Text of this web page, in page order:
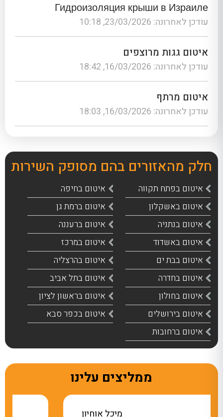
Гидроизоляция крыши в Израиле
עודכן לאחרונה: 23/03/2026, 10:18
איטום גגות מרוצפים
עודכן לאחרונה: 16/03/2026, 18:42
איטום מרתף
עודכן לאחרונה: 16/03/2026, 18:03
חלק מהאזורים בהם מסופק השירות
איטום בפתח תקווה
איטום בחיפה
איטום באשקלון
איטום ברמת גן
איטום בנתניה
איטום ברעננה
איטום באשדוד
איטום במרכז
איטום בבת ים
איטום בהרצליה
איטום בחדרה
איטום בתל אביב
איטום בחולון
איטום בראשון לציון
איטום בירושלים
איטום בכפר סבא
איטום ברחובות
ממליצים עלינו